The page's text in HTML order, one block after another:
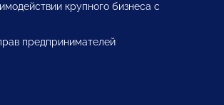
крупного бизнеса с
предпринимателей